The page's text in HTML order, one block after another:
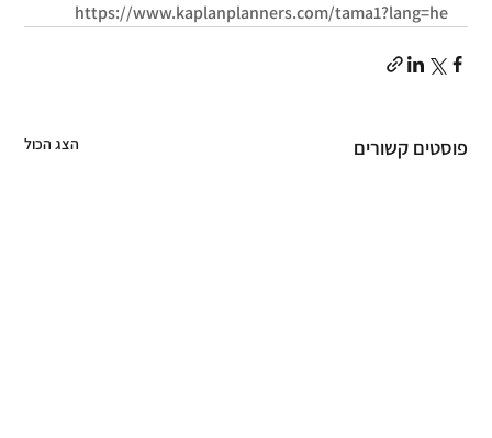
https://www.kaplanplanners.com/tama1?lang=he
פוסטים קשורים הצג הכול